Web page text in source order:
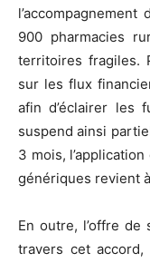
900 pharmacies
territoires fragiles.
sur les flux
afin d’éclairer les
suspend ainsi
3 mois,
génériques revient
En outre, l’offre
travers cet